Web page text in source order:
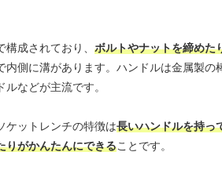
成されており、 ボルトやナットを締めた
側に溝があります。ハンドルは金属製の
などが主流です。
ケットレンチの特徴は長いハンドルを持っ
りがかんたんにできることです。